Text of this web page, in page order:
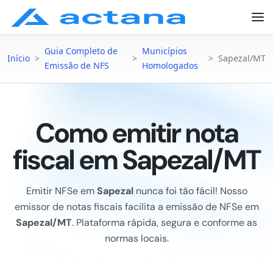
Início >
Guia Completo de
Emissão de NFS
>
Municípios
Homologados
> Sapezal/MT
Como emitir nota
fiscal em Sapezal/MT
Emitir NFSe emSapezalnunca foi tão fácil! Nosso
emissor de notas fiscais facilita a emissão de NFSe em
Sapezal/MT. Plataforma rápida, segura e conforme as
normas locais.